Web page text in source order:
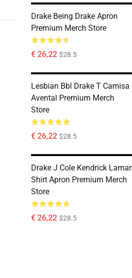
Drake Being Drake Apron
Premium Merch Store
€ 26,22 $28.5
Lesbian Bbl Drake T Camisa
Avental Premium Merch
Store
€ 26,22 $28.5
Drake J Cole Kendrick Lamar
Shirt Apron Premium Merch
Store
€ 26,22 $28.5